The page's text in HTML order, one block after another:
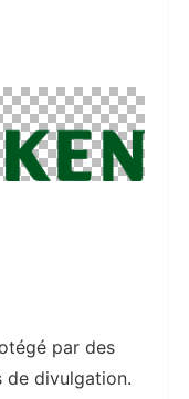
par des
de divulgation.